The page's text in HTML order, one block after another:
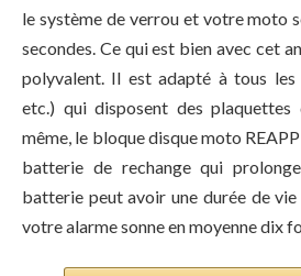
le système de verrou et votre moto
secondes. Ce qui est bien avec cet
polyvalent. Il est adapté à tous les
etc.) qui disposent des
même, le bloque disque moto
batterie de rechange qui
batterie peut avoir une durée de
votre alarme sonne en moyenne dix